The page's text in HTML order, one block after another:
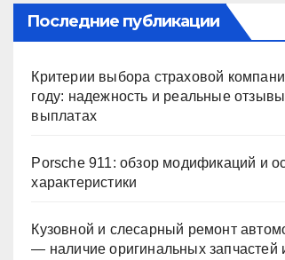
Последние публикации
Критерии выбора страховой
году: надежность и реальные
выплатах
Porsche 911: обзор модификаций и
характеристики
Кузовной и слесарный ремонт
— наличие оригинальных запчастей